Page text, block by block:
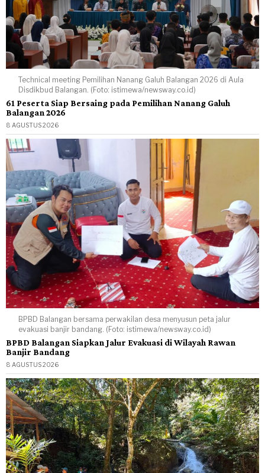
Technical meeting Pemilihan Nanang Galuh Balangan 2026 di Aula
Disdikbud Balangan. (Foto: istimewa/newsway.co.id)
61 Peserta Siap Bersaing pada Pemilihan Nanang Galuh
Balangan 2026
8 AGUSTUS 2026
BPBD Balangan bersama perwakilan desa menyusun peta jalur
evakuasi banjir bandang. (Foto: istimewa/newsway.co.id)
BPBD Balangan Siapkan Jalur Evakuasi di Wilayah Rawan
Banjir Bandang
8 AGUSTUS 2026